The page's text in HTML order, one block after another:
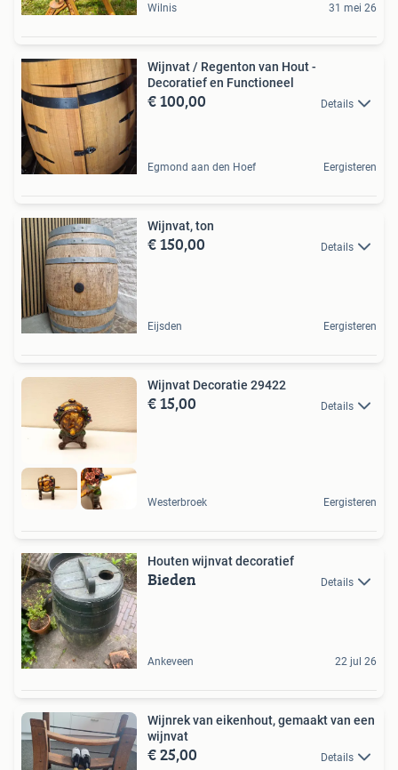
Wilnis 31 mei 26
Wijnvat / Regenton van Hout -
Decoratief en Functioneel
€ 100,00 Details
Egmond aan den Hoef Eergisteren
Wijnvat, ton
€ 150,00 Details
Eijsden Eergisteren
Wijnvat Decoratie 29422
€ 15,00 Details
Westerbroek Eergisteren
Houten wijnvat decoratief
Bieden Details
Ankeveen 22 jul 26
Wijnrek van eikenhout, gemaakt van een
wijnvat
€ 25,00 Details